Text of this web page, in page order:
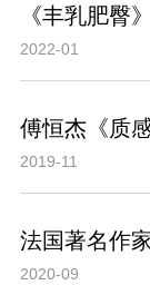
《丰乳肥臀
2022-01
傅恒杰《质
2019-11
法国著名作
2020-09